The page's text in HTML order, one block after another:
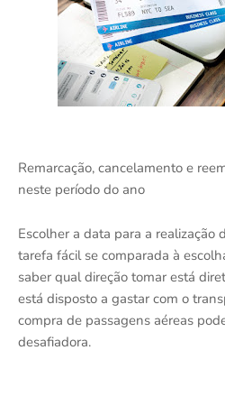
Remarcação, cancelamento e
neste período do ano
Escolher a data para a realização
tarefa fácil se comparada à
saber qual direção tomar está
está disposto a gastar com o
compra de passagens aéreas
desafiadora.